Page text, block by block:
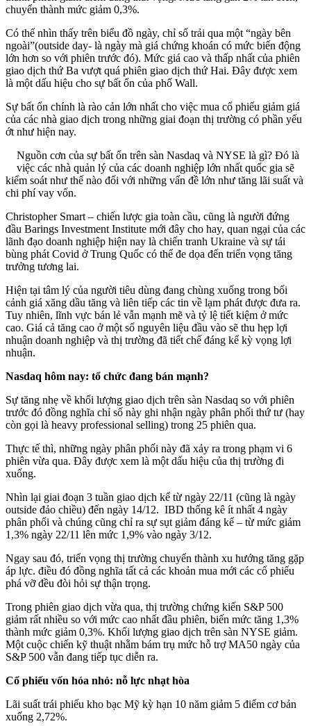
chuyển thành mức giảm 0,3%.
Có thể nhìn thấy trên biểu đồ ngày, chỉ số trải qua một “ngày bên
ngoài”(outside day- là ngày mà giá chứng khoán có mức biến động
lớn hơn so với phiên trước đó). Mức giá cao và thấp nhất của phiên
giao dịch thứ Ba vượt quá phiên giao dịch thứ Hai. Đây được xem
là một dấu hiệu cho sự bất ổn của phố Wall.
Sự bất ổn chính là rào cản lớn nhất cho việc mua cổ phiếu giảm giá
của các nhà giao dịch trong những giai đoạn thị trường có phần yếu
ớt như hiện nay.
Nguồn cơn của sự bất ổn trên sàn Nasdaq và NYSE là gì? Đó là
việc các nhà quản lý của các doanh nghiệp lớn nhất quốc gia sẽ
kiểm soát như thế nào đối với những vấn đề lớn như tăng lãi suất và
chi phí vay vốn.
Christopher Smart – chiến lược gia toàn cầu, cũng là người đứng
đầu Barings Investment Institute mới đây cho hay, quan ngại của các
lãnh đạo doanh nghiệp hiện nay là chiến tranh Ukraine và sự tái
bùng phát Covid ở Trung Quốc có thể đe dọa đến triển vọng tăng
trưởng tương lai.
Hiện tại tâm lý của người tiêu dùng đang chùng xuống trong bối
cảnh giá xăng dầu tăng và liên tiếp các tin về lạm phát được đưa ra.
Tuy nhiên, lĩnh vực bán lẻ vẫn mạnh mẽ và tỷ lệ tiết kiệm ở mức
cao. Giá cả tăng cao ở một số nguyên liệu đầu vào sẽ thu hẹp lợi
nhuận doanh nghiệp và thị trường đã tiết chế đáng kể kỳ vọng lợi
nhuận.
Nasdaq hôm nay: tổ chức đang bán mạnh?
Sự tăng nhẹ về khối lượng giao dịch trên sàn Nasdaq so với phiên
trước đó đồng nghĩa chỉ số này ghi nhận ngày phân phối thứ tư (hay
còn gọi là heavy professional selling) trong 25 phiên qua.
Thực tế thì, những ngày phân phối này đã xảy ra trong phạm vi 6
phiên vừa qua. Đây được xem là một dấu hiệu của thị trường đi
xuống.
Nhìn lại giai đoạn 3 tuần giao dịch kể từ ngày 22/11 (cũng là ngày
outside đảo chiều) đến ngày 14/12. IBD thống kê ít nhất 4 ngày
phân phối và chúng cũng chỉ ra sự sụt giảm đáng kể – từ mức giảm
1,3% ngày 22/11 lên mức 1,9% vào ngày 3/12.
Ngay sau đó, triển vọng thị trường chuyển thành xu hướng tăng gặp
áp lực. điều đó đồng nghĩa tất cả các khoản mua mới các cổ phiếu
phá vỡ đều đòi hỏi sự thận trọng.
Trong phiên giao dịch vừa qua, thị trường chứng kiến S&P 500
giảm rất nhiều so với mức cao nhất đầu phiên, biến mức tăng 1,3%
thành mức giảm 0,3%. Khối lượng giao dịch trên sàn NYSE giảm.
Một cuộc chiến kỹ thuật nhằm bám trụ mức hỗ trợ MA50 ngày của
S&P 500 vẫn đang tiếp tục diễn ra.
Cổ phiếu vốn hóa nhỏ: nỗ lực nhạt hòa
Lãi suất trái phiếu kho bạc Mỹ kỳ hạn 10 năm giảm 5 điểm cơ bản
xuống 2,72%.